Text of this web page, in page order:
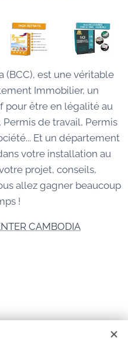
(BCC), est une véritable
Immobilier, un
pour être en légalité au
de travail, Permis
Et un département
votre installation au
projet, conseils,
allez gagner beaucoup
!
CAMBODIA